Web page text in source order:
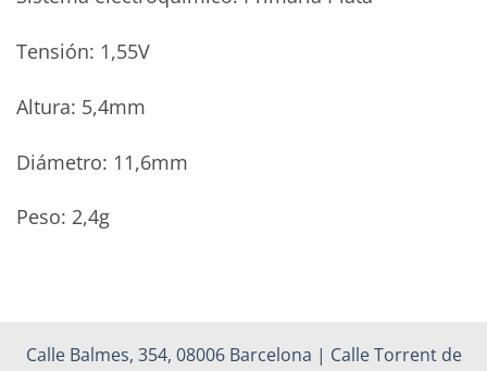
Tensión: 1,55V
Altura: 5,4mm
Diámetro: 11,6mm
Peso: 2,4g
Calle Balmes, 354, 08006 Barcelona | Calle Torrent de